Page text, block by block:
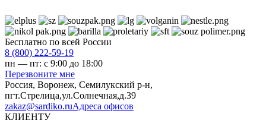
Бесплатно по всей России
8 (800) 222-59-19
пн — пт: с 9:00 до 18:00
Перезвоните мне
Россия, Воронеж, Семилукский р-н,
пгт.Стрелица,ул.Солнечная,д.39
zakaz@sardiko.ruАдреса офисов
КЛИЕНТУ